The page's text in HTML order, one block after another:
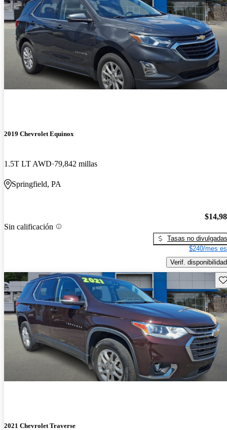
2019 Chevrolet Equinox
1.5T LT AWD 79,842 millas
Springfield, PA
Sin calificación
Tasas no divulgadas
$240/mes
Verif. disponibilidad
2021 Chevrolet Traverse